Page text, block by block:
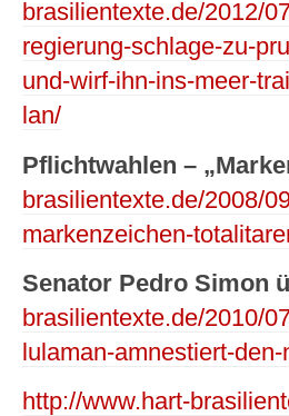
brasilientexte.de/2012/
regierung-schlage-zu-
und-wirf-ihn-ins-meer-
lan/
Pflichtwahlen –
brasilientexte.de/2008/
markenzeichen-
Senator Pedro Simon
brasilientexte.de/2010/
lulaman-amnestiert-
http://www.hart-